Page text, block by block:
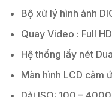
Bộ xử lý hình ảnh
Quay Video : Full
Hệ thống lấy nét
Màn hình LCD cảm